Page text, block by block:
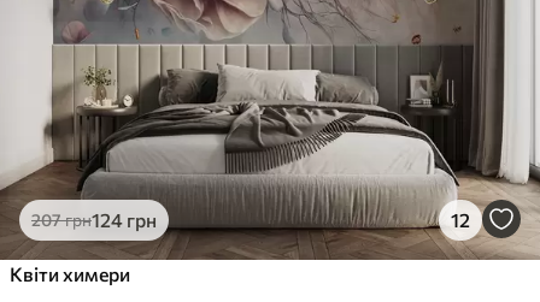
207грн124 грн 12
Квіти химери